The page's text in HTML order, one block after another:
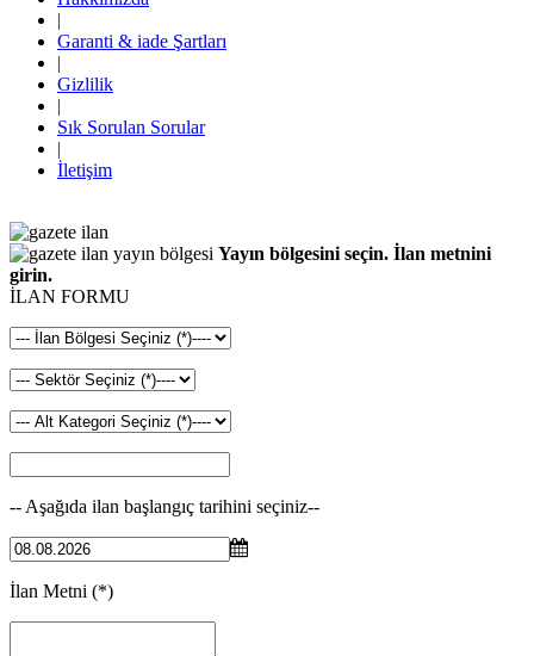
|
Garanti & iade Şartları
|
Gizlilik
|
Sık Sorulan Sorular
|
İletişim
Yayın bölgesini seçin. İlan metnini
girin.
İLAN FORMU
-- Aşağıda ilan başlangıç tarihini seçiniz--
İlan Metni (*)